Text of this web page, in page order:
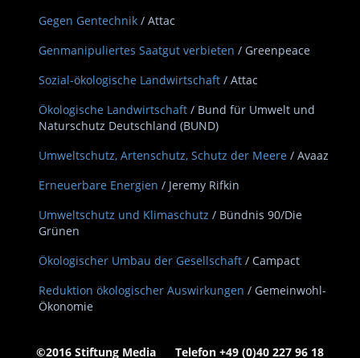
Gegen Gentechnik / Attac
Genmanipuliertes Saatgut verbieten / Greenpeace
Sozial-ökologische Landwirtschaft / Attac
Ökologische Landwirtschaft / Bund für Umwelt und
Naturschutz Deutschland (BUND)
Umweltschutz, Artenschutz, Schutz der Meere / Avaaz
Erneuerbare Energien / Jeremy Rifkin
Umweltschutz und Klimaschutz / Bündnis 90/Die
Grünen
Ökologischer Umbau der Gesellschaft / Campact
Reduktion ökologischer Auswirkungen / Gemeinwohl-
Ökonomie
©2016 Stiftung Media Telefon +49 (0)40 227 96 18